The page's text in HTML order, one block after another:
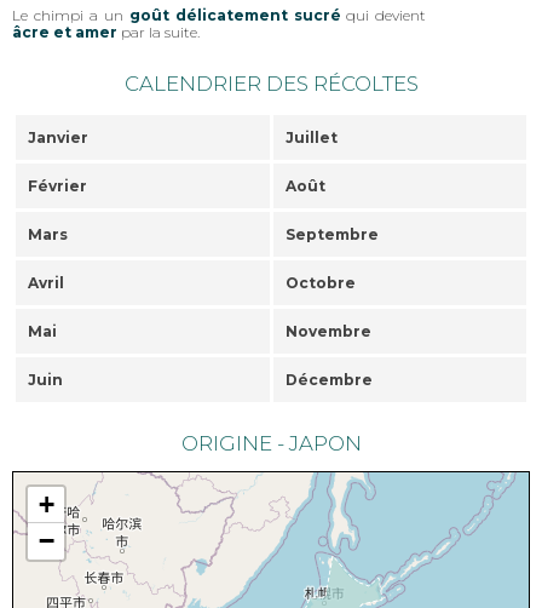
Le chimpi a un goût délicatement sucré qui devient
âcre et amer par la suite.
CALENDRIER DES RÉCOLTES
Janvier Juillet
Février Août
Mars Septembre
Avril Octobre
Mai Novembre
Juin Décembre
ORIGINE - JAPON
+
−